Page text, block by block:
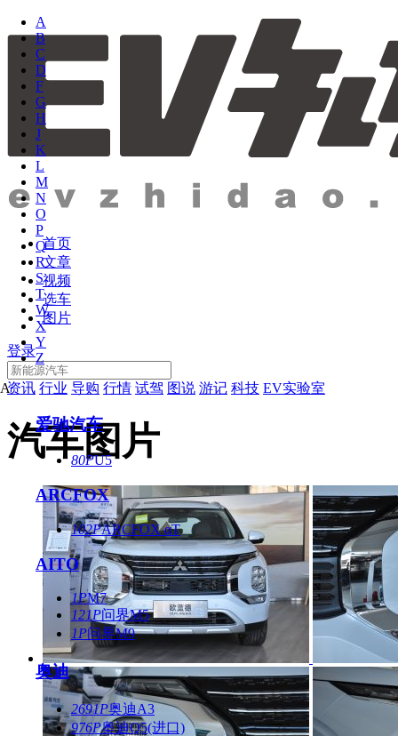
首页
文章
视频
选车
图片
登录
资讯 行业 导购 行情 试驾 图说 游记 科技 EV实验室
汽车图片
A
B
C
D
F
G
H
J
K
L
M
N
O
P
Q
R
S
T
W
X
Y
Z
A
爱驰汽车
80PU5
ARCFOX
102PARCFOX αT
AITO
1PM7
121P问界M5
1P问界M9
奥迪
2691P奥迪A3
976P奥迪Q5(进口)